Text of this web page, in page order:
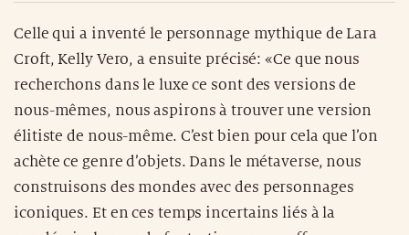
Celle qui a inventé le personnage mythique de Lara
Croft, Kelly Vero, a ensuite précisé: «Ce que nous
recherchons dans le luxe ce sont des versions de
nous-mêmes, nous aspirons à trouver une version
élitiste de nous-même. C’est bien pour cela que l’on
achète ce genre d’objets. Dans le métaverse, nous
construisons des mondes avec des personnages
iconiques. Et en ces temps incertains liés à la